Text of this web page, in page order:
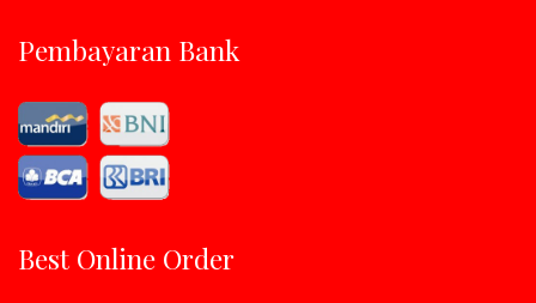
Pembayaran Bank
Best Online Order